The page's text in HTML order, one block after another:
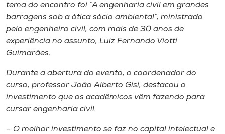
Selecione
o idioma
A+
A-
tema do encontro foi “A engenharia civil em grandes
barragens sob a ótica sócio ambiental”, ministrado
pelo engenheiro civil, com mais de 30 anos de
experiência no assunto, Luiz Fernando Viotti
Guimarães.
Durante a abertura do evento, o coordenador do
curso, professor João Alberto Gisi, destacou o
investimento que os acadêmicos vêm fazendo para
cursar engenharia civil.
– O melhor investimento se faz no capital intelectual e